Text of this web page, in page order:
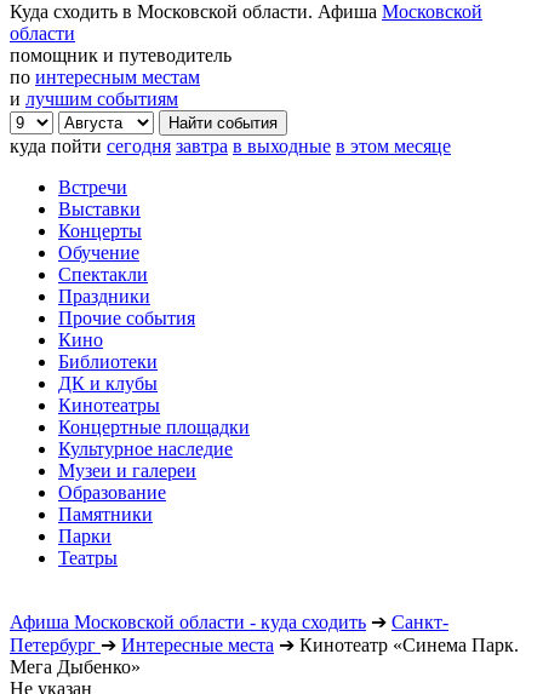
Куда сходить в Московской области. Афиша Московской
области
помощник и путеводитель
по интересным местам
и лучшим событиям
куда пойти сегодня завтра в выходные в этом месяце
Встречи
Выставки
Концерты
Обучение
Спектакли
Праздники
Прочие события
Кино
Библиотеки
ДК и клубы
Кинотеатры
Концертные площадки
Культурное наследие
Музеи и галереи
Образование
Памятники
Парки
Театры
Афиша Московской области - куда сходить ➔ Санкт-
Петербург ➔ Интересные места ➔ Кинотеатр «Синема Парк.
Мега Дыбенко»
Не указан